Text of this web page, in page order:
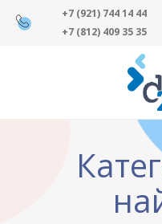
+7 (921) 744 14 44
+7 (812) 409 35 35